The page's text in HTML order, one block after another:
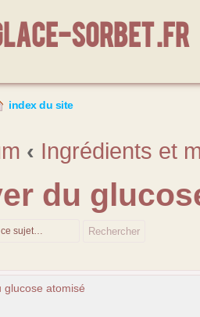
Sorbet .fr
index du site
‹ Ingrédients et
du
glucose atomisé